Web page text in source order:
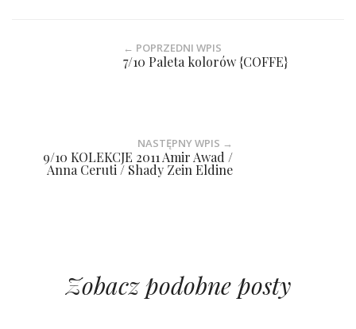
← POPRZEDNI WPIS
7/10 Paleta kolorów {COFFE}
NASTĘPNY WPIS →
9/10 KOLEKCJE 2011 Amir Awad /
Anna Ceruti / Shady Zein Eldine
Zobacz podobne posty